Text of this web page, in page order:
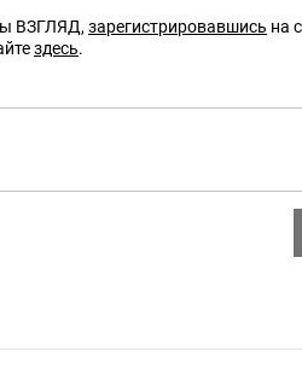
ВЗГЛЯД, зарегистрировавшись на
здесь.